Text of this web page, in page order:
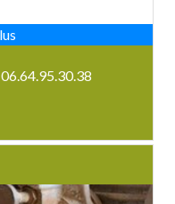
06.64.95.30.38